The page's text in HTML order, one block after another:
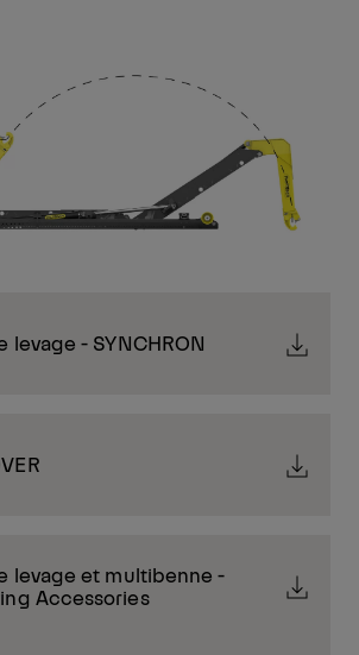
levage - SYNCHRON
levage et multibenne -
Accessories